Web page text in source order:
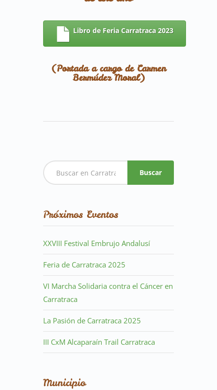
Libro de Feria Carratraca 2023
(Portada a cargo de Carmen
Bermúdez Moral)
Buscar
Próximos Eventos
XXVIII Festival Embrujo Andalusí
Feria de Carratraca 2025
VI Marcha Solidaria contra el Cáncer en
Carratraca
La Pasión de Carratraca 2025
III CxM Alcaparaín Trail Carratraca
Municipio